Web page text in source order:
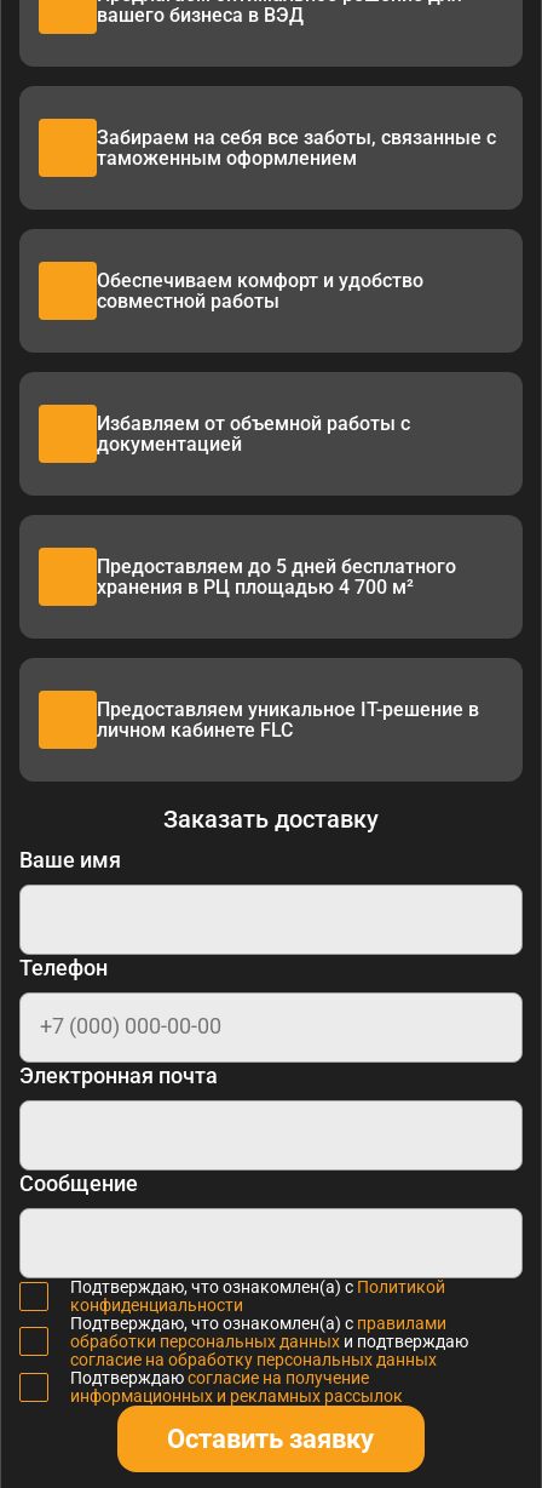
Заказать доставку
Ваше имя
Телефон
Электронная почта
Сообщение
Подтверждаю, что ознакомлен(а) с Политикой
конфиденциальности
Подтверждаю, что ознакомлен(а) с правилами
обработки персональных данныхи подтверждаю
согласие на обработку персональных данных
Подтверждаюсогласие на получение
информационных и рекламных рассылок
Оставить заявку
вашего бизнеса в ВЭД
Забираем на себя все заботы, связанные с
таможенным оформлением
Обеспечиваем комфорт и удобство
совместной работы
Избавляем от объемной работы с
документацией
Предоставляем до 5 дней бесплатного
хранения в РЦ площадью 4 700 м²
Предоставляем уникальное IT-решение в
личном кабинете FLC